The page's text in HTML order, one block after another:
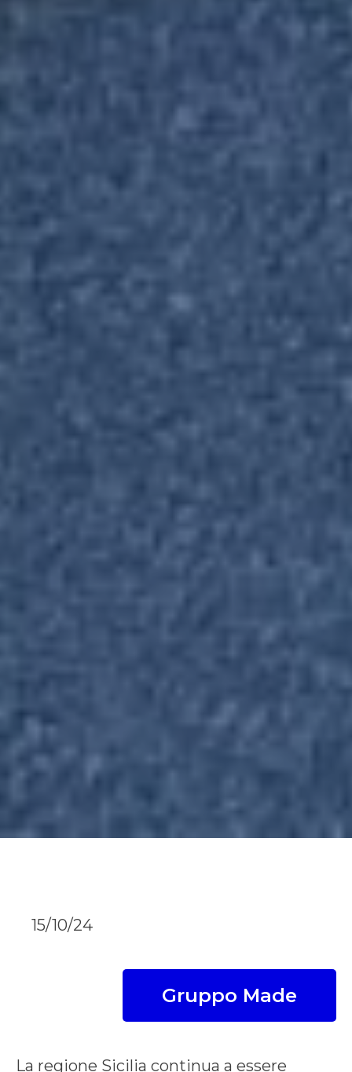
15/10/24
Gruppo Made
La regione Sicilia continua a essere